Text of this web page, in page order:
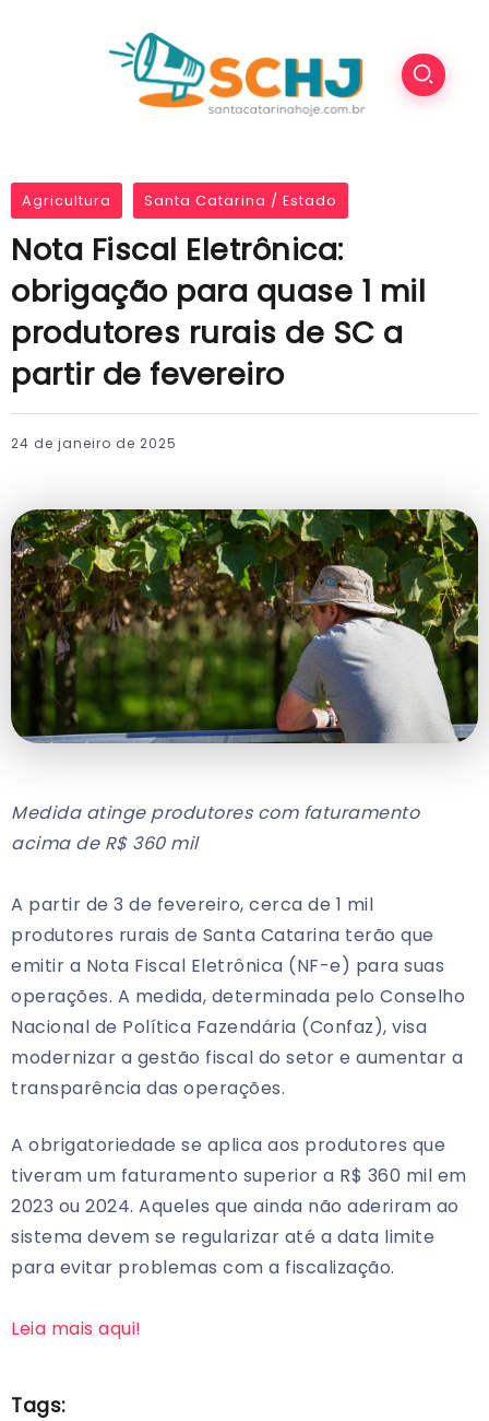
Agricultura Santa Catarina / Estado
Nota Fiscal Eletrônica:
obrigação para quase 1 mil
produtores rurais de SC a
partir de fevereiro
24 de janeiro de 2025
Medida atinge produtores com faturamento
acima de R$ 360 mil
A partir de 3 de fevereiro, cerca de 1 mil
produtores rurais de Santa Catarina terão que
emitir a Nota Fiscal Eletrônica (NF-e) para suas
operações. A medida, determinada pelo Conselho
Nacional de Política Fazendária (Confaz), visa
modernizar a gestão fiscal do setor e aumentar a
transparência das operações.
A obrigatoriedade se aplica aos produtores que
tiveram um faturamento superior a R$ 360 mil em
2023 ou 2024. Aqueles que ainda não aderiram ao
sistema devem se regularizar até a data limite
para evitar problemas com a fiscalização.
Leia mais aqui!
Tags: